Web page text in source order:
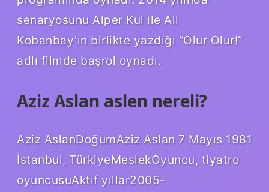
senaryosunu Alper Kul ile Ali
Kobanbay’ın birlikte yazdığı “Olur Olur!”
adlı filmde başrol oynadı.
Aziz Aslan aslen nereli?
Aziz AslanDoğumAziz Aslan 7 Mayıs 1981
İstanbul, TürkiyeMeslekOyuncu, tiyatro
oyuncusuAktif yıllar2005-